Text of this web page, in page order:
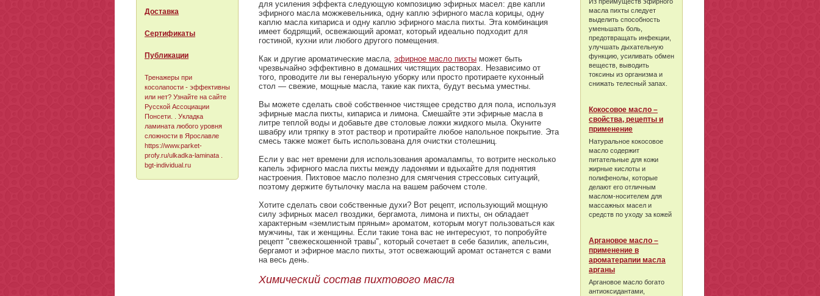
Доставка
Сертификаты
Публикации
Тренажеры при
косолапости - эффективны
или нет? Узнайте на сайте
Русской Ассоциации
Понсети. . Укладка
ламината любого уровня
сложности в Ярославле
https://www.parket-
profy.ru/ulkadka-laminata
bgt-individual.ru
для усиления эффекта следующую композицию эфирных масел: две капли
эфирного масла можжевельника, одну каплю эфирного масла корицы, одну
каплю масла кипариса и одну каплю эфирного масла пихты. Эта комбинация
имеет бодрящий, освежающий аромат, который идеально подходит для
гостиной, кухни или любого другого помещения.
Как и другие ароматические масла, эфирное масло пихты может быть
чрезвычайно эффективно в домашних чистящих растворах. Независимо от
того, проводите ли вы генеральную уборку или просто протираете кухонный
стол — свежие, мощные масла, такие как пихта, будут весьма уместны.
Вы можете сделать своё собственное чистящее средство для пола, используя
эфирные масла пихты, кипариса и лимона. Смешайте эти эфирные масла в
литре теплой воды и добавьте две столовые ложки жидкого мыла. Окуните
швабру или тряпку в этот раствор и протирайте любое напольное покрытие. Эта
смесь также может быть использована для очистки столешниц.
Если у вас нет времени для использования аромалампы, то вотрите несколько
капель эфирного масла пихты между ладонями и вдыхайте для поднятия
настроения. Пихтовое масло полезно для смягчения стрессовых ситуаций,
поэтому держите бутылочку масла на вашем рабочем столе.
Хотите сделать свои собственные духи? Вот рецепт, использующий мощную
силу эфирных масел гвоздики, бергамота, лимона и пихты, он обладает
характерным «землистым пряным» ароматом, которым могут пользоваться как
мужчины, так и женщины. Если такие тона вас не интересуют, то попробуйте
рецепт "свежескошенной травы", который сочетает в себе базилик, апельсин,
бергамот и эфирное масло пихты, этот освежающий аромат останется с вами
на весь день.
Химический состав пихтового масла
масла пихты следует
выделить способность
уменьшать боль,
предотвращать инфекции,
улучшать дыхательную
функцию, усиливать обмен
веществ, выводить
токсины из организма и
снижать телесный запах.
Кокосовое масло –
свойства, рецепты и
применение
Натуральное кокосовое
масло содержит
питательные для кожи
жирные кислоты и
полифенолы, которые
делают его отличным
маслом-носителем для
массажных масел и
средств по уходу за кожей
Аргановое масло –
применение в
ароматерапии масла
арганы
Аргановое масло богато
антиоксидантами,